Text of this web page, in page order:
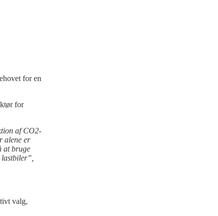
for en
for
af CO2-
alene er
at bruge
valg,